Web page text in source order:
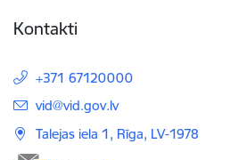
Kontakti
+371 67120000
E-pasts:
vid@vid.gov.lv
Talejas iela 1, Rīga, LV-1978